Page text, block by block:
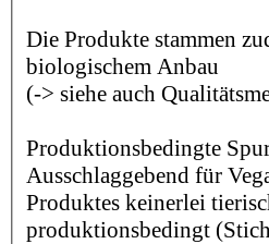
Die Produkte stammen
biologischem Anbau
(-> siehe auch
Produktionsbedingte
Ausschlaggebend für
Produktes keinerlei
produktionsbedingt